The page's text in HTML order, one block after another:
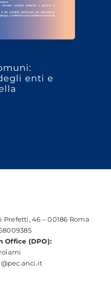
enti e
Prefetti, 46 – 00186 Roma
Office (DPO):